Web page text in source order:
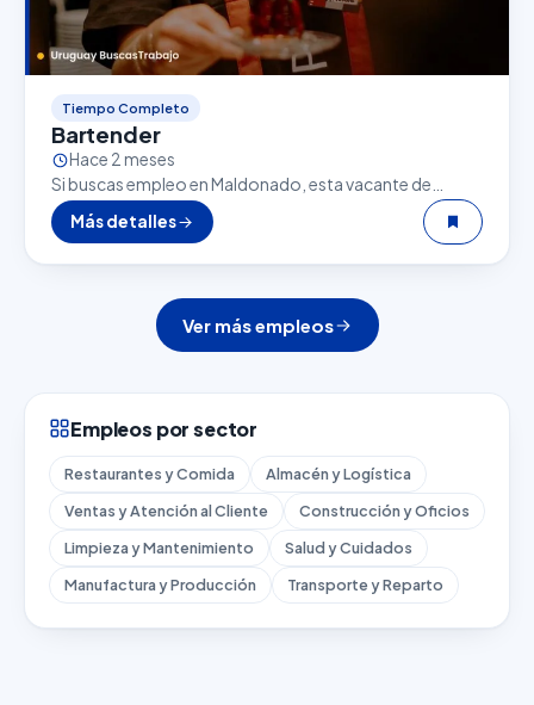
Tiempo Completo
Bartender
Hace 2 meses
Si buscas empleo en Maldonado, esta vacante de
Bartender puede ser una excelente oportunidad. El
sector gastronómico es uno de los que más empleo…
Más detalles
Ver más empleos
Empleos por sector
Restaurantes y Comida
Almacén y Logística
Ventas y Atención al Cliente
Construcción y Oficios
Limpieza y Mantenimiento
Salud y Cuidados
Manufactura y Producción
Transporte y Reparto